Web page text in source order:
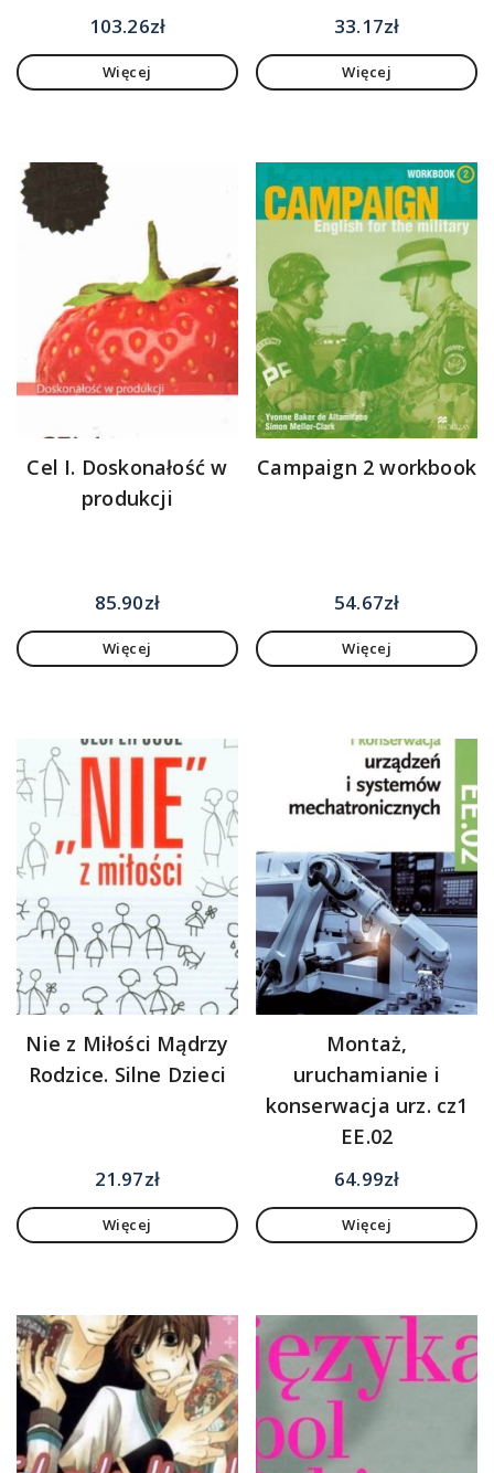
103.26zł
Więcej
33.17zł
Więcej
Cel I. Doskonałość w
produkcji
85.90zł
Więcej
Campaign 2 workbook
54.67zł
Więcej
Nie z Miłości Mądrzy
Rodzice. Silne Dzieci
21.97zł
Więcej
Montaż,
uruchamianie i
konserwacja urz. cz1
EE.02
64.99zł
Więcej